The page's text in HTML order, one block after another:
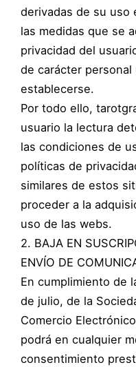
derivadas de su uso
las medidas que se
privacidad del
de carácter
establecerse.
Por todo ello,
usuario la lectura
las condiciones de
políticas de
similares de estos
proceder a la
uso de las webs.
2. BAJA EN
ENVÍO DE
En cumplimiento de
de julio, de la
Comercio
podrá en cualquier
consentimiento